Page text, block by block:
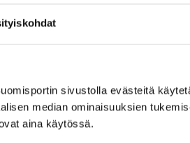
sivustolla evästeitä
median ominaisuuksien
aina käytössä.